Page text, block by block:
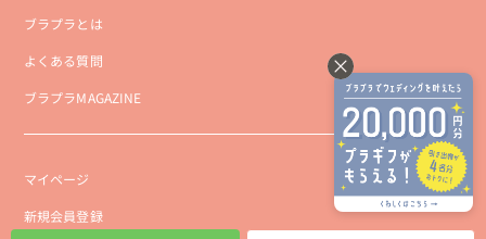
ブラプラとは
よくある質問
ブラプラMAGAZINE
マイページ
新規会員登録